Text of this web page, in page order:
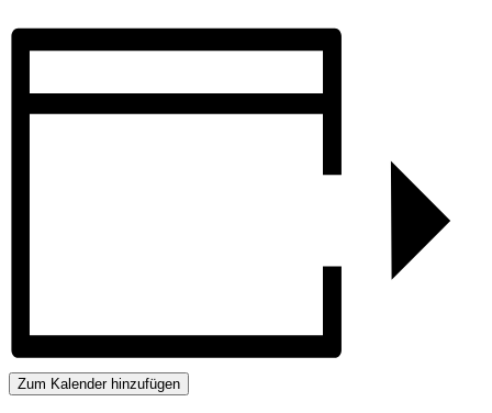
Zum Kalender hinzufügen